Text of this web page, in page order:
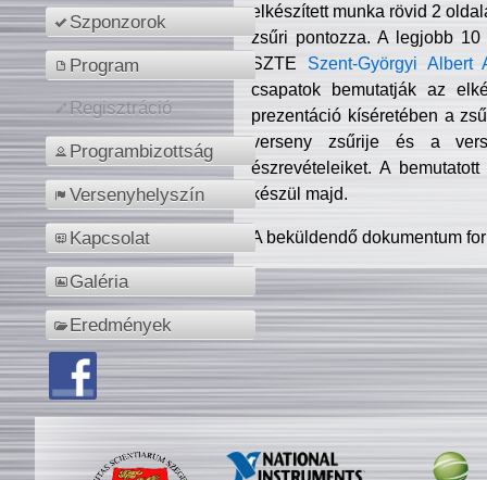
Szponzorok
Program
Regisztráció
Programbizottság
Versenyhelyszín
Kapcsolat
Galéria
Eredmények
elkészített munka rövid 2
zsűri pontozza. A legjobb
SZTE Szent-Györgyi Albert
csapatok bemutatják az
prezentáció kíséretében a
verseny zsűrije és a
észrevételeiket. A
készül majd.
A beküldendő dokumentum